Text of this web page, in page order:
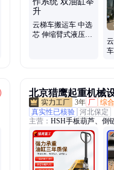
云梯车搬运车 中选
芯 伸缩臂式液压升
北京猎鹰起重机械
3年 厂 综
真实性已核验 河北保定
主营： HSH手板葫芦、倒
搬运车、手动搬运车、不
葫芦、环链电动葫芦、钢
重链条、G80锰钢链条、
环链电动葫芦、380v电动